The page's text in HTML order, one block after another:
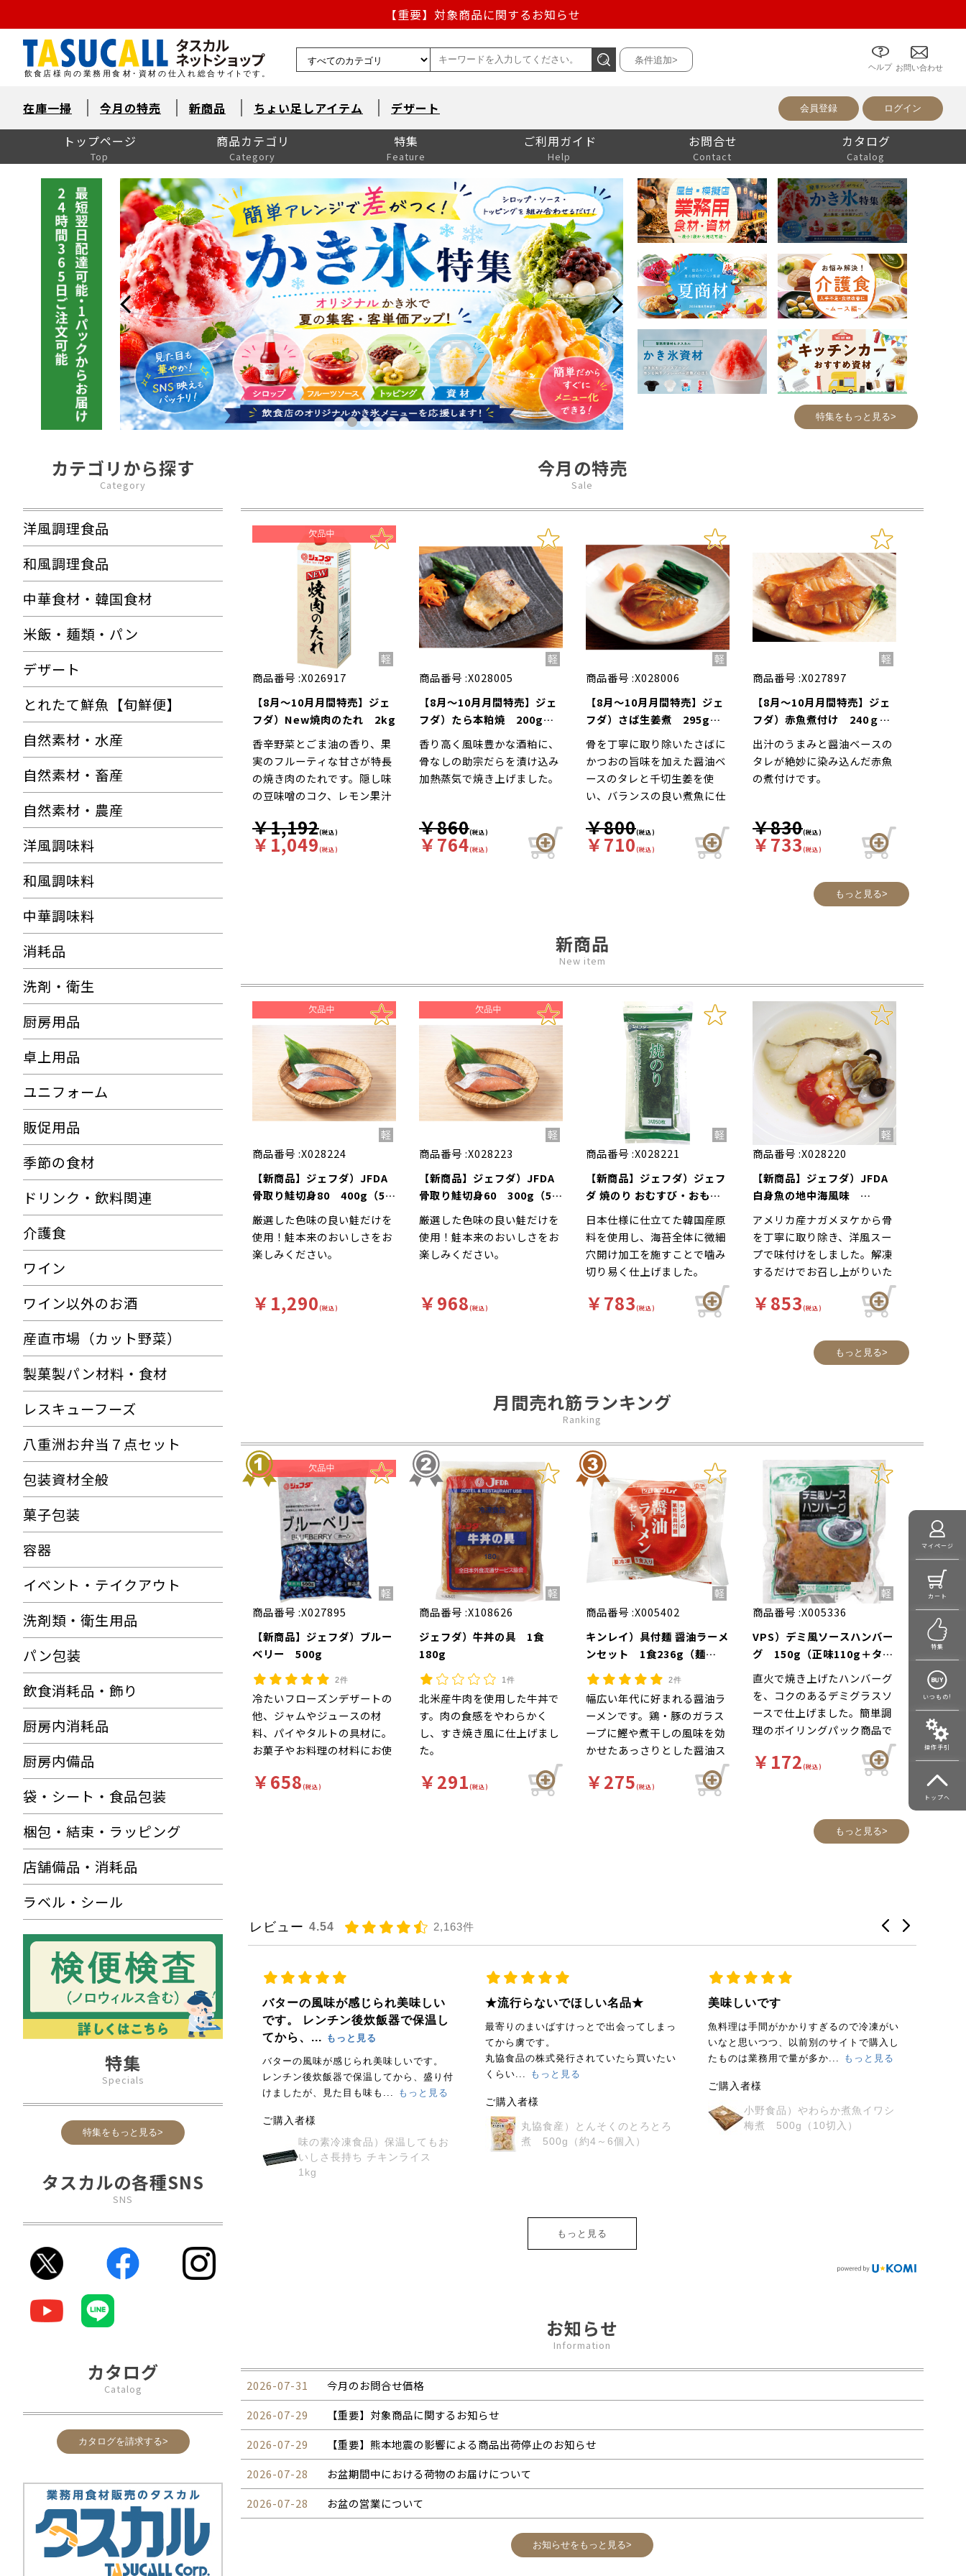
【重要】対象商品に関するお知らせ
【重要】熊本地震の影響による商品出荷停止のお知らせ
熊本県熊本地方を震源とする地震の影響によるお荷物のお届け遅延について
お盆の営業について
【重要】対象商品に関するお知らせ
条件追加>
ヘルプ お問い合わせ
在庫一掃 今月の特売 新商品 ちょい足しアイテム デザート 会員登録 ログイン
トップページ
Top
商品カテゴリ
Category
洋風調理食品 肉料理 (90) ハンバーグ (56)
その他 (34)
揚物 (216) コロッケ (50)
エビフライ (37)
とんかつ・メンチカツ
(47)
その他 (9)
魚介フライ (41)
フライドチキン・カツ
(25)
ウインナー (34)
オードブル・スナック
(103)
ピザ (37)
ポテト (45)
煮込み (7)
シチュー (10)
グラタン・ドリア (16)
サラダ (46)
スープ (21)
パスタ・ソース (83) パスタ・マカロニ (46)
パスタソース (37)
カレー (50)
チーズ (42)
オムレツ (24)
生ハム (10)
和風調理食品 揚物 (126) 肉類 (48)
魚介類 (47)
野菜 (22)
その他 (9)
串揚げ (39)
串焼き (25)
肉料理 (81) 牛肉 (9)
豚肉 (22)
鶏・鴨肉 (50)
魚料理 (93)
珍味 (39)
小鉢・惣菜 (177)
練り製品 (69)
卵料理 (18)
こんにゃく (10)
特撰割烹商材 (30)
漬物・佃煮 (103)
中華食材・韓国食材 点心 (95) 餃子 (35)
焼売 (25)
春巻 (12)
肉まん・小籠包 (15)
中華料理 (58)
韓国料理 (22)
エスニック料理 (9)
米飯・麺類・パン 米飯 (161) 炒飯･炊込みご飯 (56)
丼の具 (24)
おにぎり・寿司 (21)
その他 (40)
オムライス (4)
麺類 (81) ラーメン (19)
うどん (34)
そば (12)
焼きそば (16)
パン (59)
デザート 洋風デザート (486) ケーキ (159)
アイス (80)
シュークリーム (11)
プリン (25)
ゼリー (31)
フルーツ (65)
洋菓子・デザート用品
(83)
和風デザート (91)
中華デザート (20)
スナック (30)
とれたて鮮魚【旬鮮便】 白身 (67) 真鯛 (7)
ヘダイ (5)
イシダイ (5)
キンメダイ (1)
メダイ (1)
メイチダイ (4)
コショウダイ (5)
イサキ (3)
ヒラスズキ (6)
アカカマス (2)
クロカマス (1)
アカハタ (2)
オオモンハタ (4)
アカヤガラ (2)
ウスバハギ (2)
オオニべ (2)
オキアジ (1)
カワハギ (1)
クロムツ (3)
シイラ (3)
トモメヒカリ (2)
ホウライヒメジ (1)
メジナ (3)
青魚 (23) ハマチ・ブリ (15)
カンパチ (5)
トビウオ (2)
スギ (1)
赤身 (27) カツオ (12)
ヤイトカツオ（スマ）
(2)
ソマ（ヒラソウダ） (2)
ビンチョウマグロ (6)
キメジ (5)
光物 (14) アジ (4)
キンムロアジ (2)
豆アジ (1)
ゴマサバ (4)
タチウオ (2)
キビナゴ (1)
エビ・カニ・イカ類 (13)
オニエビ（ミノエビ）
(1)
ガスエビ（ヒゲナガエ
ビ） (1)
クモエビ (2)
ドウマンガニ（ノコギリ
ガザミ） (1)
スルメイカ (3)
アオリイカ (3)
アカイカ (2)
貝類 (3)
チャンバラ貝（マガキ
貝） (1)
トコブシ (1)
変わり種 (2) マンボウ (2)
尾鷲地魚 (12) 定番地魚 (4)
変わり種地魚 (4)
お値打ち地魚 (4)
自然素材・水産 エビ (71)
カニ (14)
イカ (26)
タコ (5)
ミックス (5)
貝類 (35)
魚卵 (8)
マグロ (15)
サーモン (15)
ふぐ
水産加工品 (195) 刺身・寿司ネタ (32)
切身・その他 (163)
自然素材・畜産 鶏肉 (44)
鴨肉・家鴨 (8)
豚 (50)
牛 (32)
馬 (1)
ミックス (1)
鶏卵・うずら卵 (10)
自然素材・農産 冷凍野菜 (181) 大根おろし (2)
ナス (9)
とろろ・長芋 (9)
おくら (11)
芋・ポテト (25)
その他 (119)
水煮・缶詰 (103) フルーツ (57)
あずき・あん (8)
マッシュルーム (5)
ぎんなん (2)
山菜 (9)
野菜 (14)
椎茸・きのこ (23)
ミックス (18)
豆・ナッツ (26)
コーン (13)
たけのこ (14)
蓮根 (6)
洋風調味料 油類 (42) オリーブオイル (16)
その他油 (26)
ソース (110) トマトソース (24)
ウスターソース (10)
とんかつソース (9)
タルタルソース (8)
ピザソース (5)
サルサソース (3)
デミグラスソース (7)
ホワイトソース (4)
その他ソース (40)
コンソメ・ブイヨン (9)
ドレッシング (64)
香辛料 (95) 胡椒 (12)
タバスコ・ホット (5)
マスタード (14)
にんにく (10)
スパイス (27)
瓶詰・缶詰 (12) オリーブ (3)
ピクルス (5)
バター・マーガリン (28)
製菓 (28)
マヨネーズ (17)
ケチャップ (14)
ビネガー (5)
パン粉 (10)
ジャム・はちみつ (30)
和風調味料 醤油・料理酒 (40)
酢・みりん (37)
砂糖・塩 (39)
香辛料 (47)
だしの素 (40)
昆布・椎茸・にぼし (23)
つゆ (20)
みそ (37)
たれ・ソース (72)
粉 (42)
乾物 (86)
碗だね (17)
お茶漬け・汁 (19)
ご飯の素・ふりかけ (22)
その他 (17)
中華調味料 スープ (23)
醤 (17)
たれ・ソース (36)
ラーメンスープ (29)
油 (17)
その他 (37)
韓国調味料 (16)
エスニック調味料 (18)
消耗品 箸 (26)
箸袋 (20)
楊枝・串 (27)
ストロー (14)
おしぼり・ナフキン (30)
コースター・天紙・シー
ト (25)
料理装飾・生笹 (23)
テーブルマット (12)
ラップ・ホイル (20)
ナイロンポリ・クッキン
グペーパー (52)
お弁当・テイクアウト容
器 (1071)
掛け紙 (6)
仕出し容器 (83)
寿司容器 (24)
どんぶり容器・赤飯箱・
中華折 (49)
クリーンカップ (32)
イベント用品・紙コップ
(79)
フードパック・テイクア
ウト用品 (64)
タレビン (17)
バラン・ホイルケース
(72)
スプーン・フォーク (24)
ポリ袋・レジ袋・ゴミ袋
(122)
清掃用品 (60)
洗剤・衛生 洗剤・消臭剤 (69)
アメニティー (19)
厨房用品 厨房小物 (4)
包丁
寸胴鍋・フライパン (3)
玉子焼・中華鍋 (2)
料理鍋・雪平鍋・圧力
鍋・蒸し器 (3)
ケットル・親子鍋・焼ア
ミ
バット・ボール・ザル
(24)
裏漉・ストレーナー・三
角コーナー (11)
うどん揚げ・そば揚げ・
お玉・レードル (20)
すり鉢・めん棒・すだれ
(5)
ターナー・ヘラ・しゃも
じ・ハケ (9)
お好み焼・油引き・キッ
チンポット (7)
保存容器・ヤクミ入れ・
ディスペンサー (45)
トング・サーバー・箸
(16)
目玉焼きリング・製氷
機・抜き型 (3)
卸し金・皮むき (3)
茶漉・肉たたき・缶切り
(3)
製菓機器・タイマー (4)
ハカリ・温度計・調理機
(6)
その他 (12)
卓上用品 卓上小物 (25)
メニュー用品 (1)
文具・伝票・サインボー
ド (22)
鍋物用品・食器 (23)
エコ箸 (1)
ユニフォーム 白衣・コックコート (27)
シューズ (47)
エプロン (23)
販促用品 のぼり (38)
のれん
ちょうちん
その他 (11)
ボード・看板用品 (3)
季節の食材 春商材 (51)
夏商材 (70) 調理食品 (10)
食材 (3)
麺スープ・麺類 (4)
デザート (19)
その他 (22)
かき氷シロップ (12)
秋商材 (54)
冬商材 (40) 鍋セット
おでん (5)
鍋つゆ (4)
具材 (7)
お正月商材 (27)
ドリンク・飲料関連 ジュース (64)
お茶・紅茶 (37)
コーヒー・関連商品 (43)
介護食 常食 (124) 素材 (69)
おかず (55)
やわらか食 (71) 素材 (6)
おかず (57)
主食 (3)
デザート (5)
ムース食 (118) 素材 (19)
おかず (89)
主食 (3)
デザート (6)
とろみ調整剤 (5)
低カロリー食品 (1) 甘味料 (1)
デザート・お菓子 (36) デザート (20)
お菓子 (16)
栄養強化食品 (15) ゼリー (12)
飲料 (3)
カルシウム強化食品 (7) デザート・お菓子 (2)
おかず (5)
鉄分強化食品 (2) おかず (2)
食物繊維 (4) 粉末 (1)
ゼリー・飲料 (3)
オリゴ糖分 (4) 液体 (4)
水分補給 (1) 飲料 (1)
アレルギー対応品 (38)
ワイン 赤 (320) フランス (165)
イタリア (53)
スペイン (29)
ドイツ (5)
チリ (22)
アルゼンチン (2)
アメリカ (24)
南アフリカ (4)
オーストラリア (5)
ニュージーランド
日本 (6)
その他の国 (4)
白 (253) フランス (130)
イタリア (36)
スペイン (24)
ドイツ (12)
チリ (13)
アルゼンチン (2)
アメリカ (11)
南アフリカ (4)
オーストラリア (5)
ニュージーランド
日本 (7)
その他の国 (8)
ロゼ (14) フランス (11)
イタリア (2)
スペイン
アメリカ (1)
泡 (61) フランス (35)
イタリア (13)
スペイン (7)
チリ (3)
アルゼンチン (1)
南アフリカ (1)
オーストラリア (1)
ワイン以外のお酒
食前酒・食後酒・クッキ
ングワイン (6)
産直市場（カット野菜） カットねぎ専門 (3)
カットねぎ以外 (6)
製菓製パン材料・食材 粉類 (30)
砂糖・糖類 (25)
乳製品・油脂・卵加工品
(94)
膨張剤・凝固剤・添加剤
(24)
フルーツ加工品 (50)
ナッツ・シード・ごま
(17)
栗・かぼちゃ・サツマイ
モ (10)
和菓子材料 (12)
チョコレート・ココア・
コーヒー (30)
デコレーション材料 (9)
お手軽材料 (9)
アイスクリーム類 (14)
パン用フィリング・具材
(19)
調味料・香辛料 (14)
リキュール・酒類 (3)
レスキューフーズ
八重洲お弁当７点セット
包装資材全般
菓子包装 ガスバリア袋 (266) 菓子袋 (247)
ラッピング用フィルム
(13)
耐油袋 (3)
手提袋 (3)
ラッピングシール (160) ラベル (128)
ラッピングシール (19)
ピック (13)
菓子ケース・その他 (19) ギフトＢＯＸ
ギフトＢＯＸ (16)
菓子ケース (3)
小物入れ
缶 (25) マスコット
缶 (25)
ガラス瓶 (30) ガラス瓶 (30)
ベーキングカップ (64) ベーキングトレー (14)
ベーキングカップ (25)
アルミケース (6)
紙ケース (19)
デザートカップ (130) デザートカップ (109)
デザートカップ（耐熱）
(21)
洋菓子ケース／トレー
(191)
ケーキトレー (191)
ケーキフィルム・シート
(50)
アルミケース
紙ケース (11)
フィルムケース
ケーキフィルム (18)
ＯＰシート (20)
セロハンシート (1)
グラシン紙
食品用シート
ケーキＢＯＸ (110) ケーキＢＯＸ (108)
緩衝材 (2)
ラップフィルム
ケーキトレー
手提袋 (24) レジ袋 (10)
底ガゼット袋 (4)
手提袋 (10)
キャンドル (25) キャンドル (25)
その他の菓子袋 (5) 菓子袋 (5)
ラッピング袋 汎用規格袋
レースペーパー・敷紙 紙ケース
容器 寿司・水産 寿司・刺身容器
折箱 (101) プラ折箱 (101)
寿司桶 (31) 寿司桶 (25)
寿司桶（HI） (3)
寿司桶（HIPS） (3)
オードブル容器 (47) オードブル容器 (47)
仕出し容器 (168) 仕出し容器 (149)
薬味皿 (3)
惣菜カップ (13)
丸皿 (3)
段ボール箱
弁当容器 (344) 弁当容器 (341)
竹皮貼容器 (3)
カレー・洋食容器 (47) カレー容器 (20)
カレー・洋食容器 (27)
麺・丼・重箱容器 (76) 麺・丼容器 (56)
重箱容器 (20)
惣菜容器 (70) お好み焼き容器 (5)
サラダ・パスタ容器 (4)
惣菜容器・鍋 (57)
茶碗蒸し容器 (4)
ベーキングカップ (28) ベーキングカップ (28)
ホイルコンテナ (22) ホイルコンテナ (22)
おにぎり袋／ケース (10) おにぎり袋 (5)
手巻寿司袋 (1)
おにぎりケース (4)
フードパック (94)
フードパック（嵌合）
(39)
フードパック (55)
蓋付プラカップ (66) 嵌合カップ (66)
菓子容器 (23) 洋菓子容器 (11)
和菓子容器 (10)
和菓子トレー (2)
樽ケース 樽ケース
瓶類（食品外） 薬品・化粧品容器
瓶類（食品） (4) ペットボトル
ドレッシング容器 (4)
ガラス瓶
封かんシール
キャップシール
シュリンクフィルム
調味料入れ (38) 調味料カップ (8)
タレビン（調味料入）
(7)
タレビン (23)
汎用容器 汎用トレー
青果容器 青果容器
加工品容器 加工品容器
生花容器 生花容器
精肉 精肉容器
イベント・テイクアウト プラ丼 (17) プラ丼 (17)
トレー・舟皿 (25) 蓋付トレー (4)
折蓋付トレー (6)
トレー (1)
舟皿 (8)
発泡トレー
紙トレー (6)
紙皿／アルミ皿 (24) ボウル (8)
皿 (15)
アルミ皿 (1)
パルプモールド容器 (40) 紙皿 (37)
フードパック
試食皿・試飲用コップ
(4)
試飲用コップ (4)
紙コップ・プラコップ
(129)
紙コップ (84)
カップスリーブ (3)
カップホルダー (5)
マドラー (2)
インサートカップ (1)
プラコップ (26)
プラスチックリッド (2)
紙製リッド (6)
使い捨てカトラリー
(118)
マドラー (3)
紙製マドラー
スプーン (54)
フォーク (23)
ナイフ (7)
フォークスプーン (7)
レンゲ (6)
ピック (9)
紙製スプーン (3)
紙製フォーク
紙製ピック (1)
トング (1)
カップ (59) かき氷用カップ (8)
スープカップ・マルチカ
ップ (51)
ストロー (52)
ストロー（ストレート）
(21)
ストロー（フレックス）
(27)
ストロー（スプーン付）
(3)
ストロー（スパイラル）
(1)
スナック包材・イベント
資材 (114)
バーガー袋
ドッグスリーブ (10)
フランクフルトスリーブ
耐油袋 (49)
惣菜袋 (5)
スナックカートン (5)
ポップコーン袋 (1)
ポップコーンカップ (1)
チュロス袋 (7)
クレープスリーブ (13)
お好み焼きシート (1)
たこ焼き箱 (2)
焼芋袋 (3)
たいやき袋 (1)
平袋 (4)
角底袋 (5)
おもちゃセット
花火 (1)
三角袋 (6)
テイクアウトＢＯＸ
(104)
テイクアウトＢＯＸ
(104)
保冷バッグ･保冷／保温
剤 (21)
保冷バッグ (4)
保冷剤 (16)
保温剤 (1)
ドリンク関連小物 (1) カップスリーブ
カップホルダー (1)
マドラー
インサートカップ
プラコップ
プラスチックリッド
ドリンクパック
プラコップ・ドリンクパ
ック (4)
ドリンクパック (4)
洗剤類・衛生用品 スポンジ (57) スポンジ (57)
スポンジクロス
タワシ・ブラシ (44) タワシ (36)
ブラシ (8)
カウンタークロス・ふき
ん (31)
カウンタークロス (21)
ふきん (6)
マイクロファイバーふき
ん (4)
おしぼり・タオル (13) おしぼり (2)
タオル (11)
手洗い・消毒 (33) ハンドソープ (16)
ディスペンサー (4)
手指消毒剤 (7)
ハンドクリーム (3)
爪ブラシ (3)
手指衛生製品
アルコール製剤 (40)
除菌用アルコール製剤
(31)
くもり止め (1)
ディスペンサー (7)
コック (1)
洗浄除菌剤・感染対策用
品 (10)
ハラール対応衛生管理製
剤
中性洗剤
除菌コート剤
ディスペンサー (2)
厨房用洗浄除菌剤 (3)
汚物処理キット (2)
汚物処理剤
除菌クロス (3)
空間除菌剤
厨房用漂白剤 (16) 厨房用漂白剤 (9)
厨房用漂白剤（食添タイ
プ） (7)
樹脂箸用漂白剤
食器洗浄機用洗剤 食器洗浄機用洗浄剤
前浸漬槽用洗浄剤
食器用洗剤
食器用洗剤 食器用洗剤
クレンザー (30) 食器用洗剤 (18)
ディスペンサー (10)
クレンザー (2)
厨房設備用洗剤 (28) 油汚れ用洗剤 (19)
ディスペンサー (3)
スチームオーブン用洗剤
(3)
フライヤー用洗剤 (2)
スケール洗浄剤 (1)
廃油凝固剤 (3) 廃油凝固剤 (3)
廃油処理剤
食用油酸化防止材
パイプクリーナー (3) パイプ洗浄剤 (3)
排水口洗浄剤
衣類用洗剤 (12) 衣類用洗剤 (8)
衣類用柔軟剤 (1)
衣類用漂白剤 (2)
ディスペンサー (1)
住居用洗剤 (4) 室内拭用洗剤 (1)
マルチクリーナー
多目的高機能洗剤 (2)
粘着剤クリーナー (1)
ガラスクリーナー (3) ガラスクリーナー (3)
浴室用洗剤 (4) 浴室用洗剤 (4)
カビ取用洗浄剤
トイレ用洗剤 (10) トイレ用洗剤 (6)
ディスペンサー (3)
トイレ用洗浄剤
トイレ用尿石除去防止剤
(1)
トイレ用除菌剤
掃除用品 (31) 掃除用シート (7)
粘着ローラー (2)
粘着ロール紙 (1)
メラミンスポンジ (1)
雑巾 (2)
ワイピングクロス (5)
ウェス (6)
油吸着シート (2)
グリーストラップ用清掃
用具
デッキブラシ
ドライワイパー
モップ替糸
モップ絞り
トイレブラシ・ラバーカ
ップ
チリトリ
消臭スプレー (1)
水切りネット (4)
消臭剤・脱臭剤 (27) 消臭剤 (18)
消臭スプレー (6)
ディスペンサー (1)
冷蔵庫用脱臭剤 (2)
捕虫器・殺虫剤 (5) 捕虫器 (2)
捕鼠器 (1)
殺虫剤 (2)
作業用手袋 (110) シリコーン手袋 (1)
ニトリル手袋（使い捨
て） (43)
二トリル手袋 (11)
天然ゴム手袋 (4)
プラ手袋 (14)
ラテックス手袋 (7)
ポリ手袋 (23)
インナー手袋 (2)
アームカバー (5)
作業用手袋
絆創膏 (2) 絆創膏 (1)
青色絆創膏 (1)
作業用マスク
クリーンキャップ (10) クリーンキャップ (10)
白衣・サージカルガウン
他 (18)
白衣 (6)
サージカルガウン (11)
見学者セット (1)
指サック
ゴーグル
作業用エプロン (17) 塩ビエプロン (13)
ポリエプロン (4)
作業用エプロン
作業用シューズ (48) シューズ (36)
コックシューズ
長靴 (11)
サンダル・スリッパ (1)
シューズカバー
靴中敷き
クリーンフィルター (3) クリーンマット
エアコンフィルター (2)
レンジフード／レンジガ
ード
ペーパータオル・アメニ
ティ用品 (50)
ペーパータオル (21)
ディスペンサー (4)
トイレットペーパー (8)
シャンプー類 (4)
アプリケーター
ヘアブラシ (1)
ハブラシ (1)
カミソリ
マウスウォッシュ (1)
シャワーキャップ
アメニティセット (1)
靴磨きシート (3)
サニタリーバッグ・サニ
タリーボックス
ランドリーバッグ (1)
ティッシュペーパー (3)
トイレマット
便座シート (2)
油取り紙・フェイスパッ
ク
介護用品 (1) 介護用タオル
ベッドシーツ
介護用トイレ袋 (1)
介護用おむつ
防災用品 防災トイレ
計測・検査器具 (2) 電子体温計 (1)
残留塩素チェッカー
遊離残留塩素用試薬 (1)
アルコール検知器用スト
ロー
作業用マスク (7) 作業用マスク (7)
ベビー・マタニティ
パン包装 食パン袋 (26) 食パン袋 (26)
菓子パン袋 (62) 菓子パン袋 (62)
フランスパン袋 (43) フランスパン袋 (41)
フランスパン袋（保存
袋） (2)
サンドウィッチケース・
ピザケース (35)
サンドウィッチケース・
ピザケース (35)
サンドウィッチ袋 (70) サンドウィッチ袋 (69)
台紙 (1)
ドッグスリーブ・クレー
プスリーブ (10)
ドッグスリーブ (9)
惣菜パンケース (1)
バーガー袋 (11) バーガー袋 (11)
フィルム・シート (24) ラップフィルム (2)
食品用シート (10)
食品包装紙 (4)
グラシン紙 (3)
シート (4)
パン箱袋 (1)
耐油袋 (32) 耐油袋 (32)
チュロス袋
平袋（紙袋） (27) 平袋 (27)
亀甲袋 (14) 亀甲袋 (14)
手提袋 (9) 手提袋 (9)
包装紙
紙トレー・結束材 (3) 紙トレー (3)
紙トレー
ラベル (19) スライスシール
ラベル (19)
ピック (33) ピック (33)
ハロウィンシリーズ (10) ピック (4)
菓子パン袋 (1)
フランスパン袋 (1)
耐油袋 (2)
ベーキングカップ
バーガー袋 (1)
チュロス袋 (1)
ラッピングシール
クリスマスシリーズ (11) ピック (5)
菓子パン袋 (3)
フランスパン袋 (2)
バーガー袋
耐油袋 (1)
ベーキングカップ
ラッピングシール
飲食消耗品・飾り バラン (15) バラン (15)
造花・飾り (31) 造花 (6)
飾り容器 (1)
装飾フィルム (16)
チャップ花 (8)
生葉 (3) 乾燥朴葉 (1)
笹葉 (2)
装飾用シート (16) 食品用シート (8)
シート（和風） (8)
無地シート (15) 食品用シート (3)
抗菌シート (12)
演出小物 (15) 演出小物 (15)
紙ケース (67) 紙ケース (67)
フィルムケース (168) フィルムケース (168)
盛付用小型カップ (55) 盛付用小型カップ (55)
アルミケース (60) アルミケース (60)
竹串・木串 (35) 竹串 (33)
木串 (2)
妻楊枝 (14) 妻楊枝 (13)
串フォーク (1)
割箸 (40) 割箸 (40)
箸袋 (34) 箸袋 (29)
箸帯 (3)
スプーン袋 (2)
掛紙・房紐 (9) 掛紙 (7)
房紐 (2)
レースペーパー (9) レースペーパー (9)
敷紙・懐紙 (70) 天ぷら敷紙 (64)
敷紙 (3)
懐紙 (3)
紙おしぼり (31) 紙おしぼり (19)
不織布おしぼり (12)
紙ナプキン (16) 紙ナプキン (16)
紙コースター (8) 紙コースター (8)
ステーキカバー・紙エプ
ロン (15)
ステーキカバー (3)
不織布エプロン (4)
紙エプロン (8)
テーブルマット (370) テーブルマット (370)
スプーン袋 スプーン袋
厨房内消耗品 アルミホイル (13) アルミホイル (13)
ラップ (13) ラップ (6)
ラップ（エコタイプ）
(5)
フードキャップ (2)
業務用太巻ラップ (1) 業務用太巻ラップ
ラップ包装機 (1)
食品保存バッグ (10) フリーザーバッグ (8)
ストックバッグ (2)
クッキングシート (45) クッキングシート (44)
結束材 (1)
食品離型剤 (5) 食品離型剤 (5)
保鮮／脱水シート (14) 脱水シート (2)
調湿吸水シート (2)
保鮮シート (10)
クッキングペーパー／食
材紙 (18)
ミートペーパー (2)
ドリップペーパー (2)
クッキングペーパー (14)
キッチンペーパー
お茶／だしパック (4) お茶／だしパック (2)
漉し袋 (2)
水切りネット (4) 水切りネット (4)
ダスターネット
グリーストラップ用ネッ
ト
食材管理シート (22) 食材管理シート (22)
厨房内備品 鍋・フライパン (10) 行平（雪平）鍋 (4)
落とし蓋
フライパン (4)
ステーキパン
パエリア鍋
玉子焼パン
中華鍋 (2)
天ぷらアミ
バット・保存容器 (74) バット (7)
バットアミ (7)
水切バット
システムバット (1)
ホーロー容器
キッチンポット
フリージングボール (2)
薬味入れ (2)
密閉容器 (54)
フードパン
漬物容器
ピッチャー (1)
調味料入れ (22) タレ入れ
調味料入れ (4)
ディスペンサー (12)
ドレッシング容器 (5)
蜜かけ器 (1)
ボール・ザル (16) ザル (11)
カゴ (4)
野菜水切り (1)
振りザル (4) 水切り器
振りザル (4)
漉し器・漉し袋 (2) スープ取りザル
漉し袋 (2)
ロート・粉つぎ (2) ロート (2)
レードル類 (29) レードル (19)
フライ返し (4)
バタービーター
中華お玉／ヘラ (6)
ギョーザ返し
カス揚げ・油漉し (9) フライヤー
カス揚げ (6)
油漉し (2)
カス入れ
オイルポット (1)
調理小物 (116) 菜箸 (3)
盛箸・揚箸 (2)
しゃもじ (6)
巻きす (5)
油引き (12)
油壺 (1)
キッチンハサミ (2)
缶切 (1)
皮むき器 (2)
スライサー (3)
おろし器 (2)
肉たたき・スジ切り (1)
調理糸 (5)
絞り器 (1)
くり抜き器
ポテトマッシャー
チーズカッター
玉子切り器 (2)
魚おろし器
ウロコ取り (1)
骨抜き (1)
オイスターナイフ
焼串・焼アミ (2)
すりこぎ棒 (1)
ごますり器 (1)
殻割り器
調理用ハケ (3)
調理用ヘラ (5)
めん棒 (1)
泡立器 (3)
ミキサー
裏漉し器 (3)
粉ふるい
粉スコップ
スケッパー (2)
パイブレンダー
細工用ローラー
絞り袋 (7)
絞り袋口金 (1)
粉糖振り (1)
クレープ用トンボ (2)
ディッシャー (5)
コーンスタンド (1)
おにぎり型 (1)
ライス型
目玉焼リング (3)
玉子ドーフ器
パン焼型 (2)
ケーキリング
計量スプーン (1)
計量カップ (4)
スプレー容器 (2)
調理用秤 (1)
温湿度計
温度計 (3)
タイマー (1)
製氷器 (2)
氷スコップ (1)
キャベツスライサー
製麺機用カッター
回転台・ケーキクーラー
(3)
ベーキングマット (3)
タルトストーン
ショートニングモニター
(1)
厨房雑貨 (33) 袋密封用ジッパー (3)
炊飯ネット (4)
残留ガス抜き
掃除用ヘラ (1)
中華鍋用ブラシ (1)
オーブンミット (4)
ヤットコ鋏 (2)
火バサミ (1)
ライター (4)
トーチバーナー (2)
ガスボンベ (2)
スモーカー
スモークチップ (6)
ぺーパータオルホルダー
三角コーナー
水切りマット
水切りカゴ
食器洗浄機用ラック
バケツ (1)
オーダークリッパー
炊飯紙／袋
つみれ用竹筒
カトラリー (10) フォーク
スプーン
バタースプレーター
レンゲ (1)
ラーメンお玉
カニスプーン (1)
殻割り器
箸置き (2)
お子様用食器 (2) フォーク・スプーン (2)
飯椀／汁椀／小皿
ランチ皿
トング (8) トング (7)
スパゲティトング
天ぷらトング (1)
サラダトング
ケーキトング
サーバー
鉄板焼調理小物 (7) お好み焼きカップ (7)
お好み焼き用カバー
薬味入れ
ソースポット
鉄板用ちり取り
卓上鍋・鍋小物 (30) あく取り
ガラ入れ
陶板用調理シート (2)
紙鍋 (7)
紙鍋ホルダー (1)
箔鍋 (3)
卓上コンロ (2)
カセットコンロ (1)
カセットボンベ (2)
液体燃料 (1)
固形燃料 (11)
紙鍋専用蓋
盛付飾り・器 (4) 盛付用すだれ
飾り容器 (2)
とんかつアミ
ざるそば用すだれ (2)
喫茶関連小物 (15) コーヒーサーバー (3)
コーヒーデカンタ
コーヒーポット
コーヒードリッパー (4)
コーヒーフィルター (5)
メジャースプーン
トング (2)
シュガーポット
ミルクピッチャー (1)
アルコール関連小物 (16) ワインクーラー
ワインラック
コルク抜き (1)
コルク替栓
ワイン保存用品
コントロールキャップ
メジャーカップ (3)
シェーカー (2)
バースプーン (2)
ミキシングストレーナー
レモン絞り (2)
グレープフルーツ絞り
アイスピック (2)
マドラー (1)
ピックセット
マドラースタンド
アイスペール
アイスペール用受皿
アイストング
ウォーターホン
ボトルネーム
グラスウォッシャー
グラスクロス
酒タンポ (3)
温度メーター
配膳用小物 (6) おしぼり入れ
バスケットトレイ
コースター
トレイ (3)
トレイラック
ピッチャー (2)
卓上ポット
茶漉 (1)
袋・シート・食品包装 汎用規格袋 (219) オリジナル規格袋 (5)
規格袋 (83)
規格袋（紐付） (34)
規格袋（ロール） (2)
規格PP袋 (8)
サイドシール袋 (20)
サイドシール袋（テープ
付） (13)
チャック付規格袋 (54)
ソフトクリーム・アイス
クリーム用袋
手提袋・ポリ風呂敷 (68) レジ袋 (24)
手提袋・スカンジーバッ
グ (33)
ポリ風呂敷 (11)
ゴミ袋・傘袋 (51) ゴミ袋 (49)
傘袋 (2)
経木／竹皮文庫・薄板
(42)
人造竹皮文庫 (17)
人造竹皮
ロー引薄板 (4)
フリーパック (2)
手板 (2)
ポリシート (2)
経木文庫 (9)
経木薄板 (2)
ひのき紐 (1)
竹皮 (3)
生鮮品包装 (174) フルーツキャップ (1)
青果袋 (152)
ＯＰＰシート (1)
チャック付米袋
鮮魚用袋（新巻鮭用）
(5)
パートコート袋 (7)
ＣＰＰシート (8)
チューブロール
高機能ラミネート袋
(285)
ラミネート袋 (229)
チャック付ラミネート袋
(56)
乾燥剤・脱酸素剤 (16) 乾燥剤 (4)
脱酸素剤 (12)
アルコール揮散剤
包装関連機器 (8)
ハンドラベラー用ラベル
(6)
ハンドラベラー用インク
(1)
シーラー
ラップ包装機
卓上シーラー
脱気シーラー
プリンター
テフロンテープ (1)
フルーツ容器・盛ザル
(47)
嵌合パック (1)
フルーツケース (14)
ザル (10)
嵌合カップ
プラ篭 (11)
棒ネット (3)
ステープル (1)
フルーツキャップ (4)
青果用敷紙 (1)
スイカネット
PP袋 (2)
梱包・結束・ラッピング テープ (48) クラフトテープ (2)
布テープ (3)
ＰＰテープ (10)
テープディスペンサー
(5)
セロハンテープ (6)
ストアテープ (2)
手提ハンドルテープ
野菜結束テープ (2)
バッグシールテープ (8)
ビニールテープ (7)
両面テープ (3)
メンディングテープ
ＰＥテープ
イージーオープンテープ
結束紐 (39) ＰＥ紐 (6)
ＰＰ紐 (21)
紙紐 (2)
ＰＰバンド (9)
ＰＰバックル (1)
結束材 (12) 結束材 (12)
不織布風呂敷・シート
(22)
不織布風呂敷・シート
(22)
のし紙 (19) のし紙 (19)
ギフト用掛紙
包装紙 (45) 包装紙 (45)
角底袋 (13) 角底袋 (13)
手提袋 (73) 手提袋 (73)
ラッピングシール／テー
プ (25)
ラッピングシール (25)
タグ
ラッピングテープ (24) マスキングテープ (24)
飾り紐・リボン (3) リボン (3)
セロハンシート (5) セロハンシート (5)
緩衝材 (8) 緩衝材 (8)
気泡緩衝材
店舗備品・消耗品 卓上用品 (25) 卓上調味料入れ (15)
楊枝入れ
カスター
箸入れ (4)
ナプキン立 (1)
メニュースタンド (2)
灰皿 (1)
卓上プレート (2)
テーブルクロス
レジ周り備品 (6) キャッシュトレー
コインカウンター (1)
状差し (1)
レジロール (4)
伝票クリップ
伝票類 (16) 領収書 (3)
会計票 (13)
事務用品 (147) 液状のり (1)
スティックのり (2)
接着剤 (1)
ホッチキス針 (1)
はさみ (1)
カッターナイフ (1)
定規 (1)
２穴パンチ (1)
電卓 (1)
スタンプ台 (2)
朱肉 (1)
ノート (1)
ファイル (20)
クリヤーケース (8)
クリヤーブック (1)
ポケットシール
掲示用ファイル
二重リング
クリップファイル (1)
ファイルボックス (1)
デスクトレー
インデックスラベル (2)
ビニールパッチ
付箋 (2)
クリップ (9)
ゴムバンド (21)
油性ボールペン
水性ボールペン (5)
ボールペン替芯 (2)
修正テープ (2)
水性マーカー (9)
油性マーカー (14)
補充インク (1)
ホワイトボード (1)
ホワイトボードイレーザ
ー (1)
ホワイトボードマーカー
(8)
マグネットシート (6)
紙めくり (1)
スベリ止め (1)
ワッポン (1)
フック (2)
ラミネートフィルム (5)
インクジェット用紙 (1)
インクカートリッジ (5)
給料袋 (1)
宅配袋 (2)
ボードマーカーイレーザ
ー
バックヤード備品 (2) 軍手 (1)
注油ポンプ (1)
ジャンプ傘
手開き傘
ブルーシート
コンテナボックス
パレット
ロッカー
ユニフォーム (80) Ｔシャツ (12)
エプロン (22)
パンツ (4)
四角巾 (1)
調理帽 (12)
作業服 (28)
三角巾 (1)
レインウェア
作業用帽子・ネクタイ
ブラックボード (22) マジカルボード
ブラックボード
ボードマーカー (16)
チョーク (1)
デコレーションシール
(4)
イーゼル
ウエイト
マジカルクリーナー (1)
POP
サインプレート (12) サインプレート (12)
のぼり (239) ラーメン・中華 (22)
うどん・そば (17)
焼肉 (5)
居酒屋・焼き鳥・鍋・お
でん (19)
お食事処・定食・丼 (17)
すし・和食・うなぎ (11)
洋食・喫茶 (8)
お弁当・惣菜・パン
(11)
各種案内（営業中・ラン
チ・宴会etc） (70)
ファーストフード・お祭
り (21)
果物 (5)
野菜・花 (11)
のぼり (4)
巻き上がりガード (1)
ポール台 (3)
洋菓子・和菓子 (7)
季節・行事 (7)
吊り下げ旗 (1) 吊り下げ旗 (1)
吊り下げ旗（フルカラ
ー）
のれん
提灯 提灯用ソケット
ラベル・シール 催事 (124) ラベル（催事） (124)
精肉 (229) ラベル（精肉） (229)
青果 (79) ラベル（青果） (79)
鮮魚 (578) ラベル（鮮魚） (578)
惣菜 (235) ラベル（惣菜） (235)
販促 (457) ラベル（販促） (457)
特集
Feature
屋台・模擬店向け業務用
食材・資材～最小1袋か
ら発送可能～
かき氷特集
夏商材～仕込みいらず夏
の即戦力グルメ集結～
介護食【ムース食】｜人
手不足や食欲改善、食材
ロス対策におすすめムー
ス食
【業務用】かき氷カッ
プ・容器・資材の選び方
キッチンカー向けおすす
め資材
新規会員登録ですぐに使
える500PTクーポンプレ
ゼント｜業務用食品・食
材・資材はタスカルネッ
トショップ
マーガリン＆チーズ～対
象商品が8月31日までの
特別価格～
雪見だいふくアレンジレ
シピ特集
新価格へ値下げ
PRICEDOWN
販売終了 ありがとうセ
ール
スタッフおすすめ特集
介護施設向け ジャンル
別 人気食品TOP30
【平日限定】規制中資材
を限定販売
骨なし魚特集～冷凍のま
ま調理できる～
メーカー直伝！アレンジ
レシピ特集
カタログ請求はこちら
【法人・個人事業主様限
定】
お酒だけじゃない！酒屋
さんで売れている食品＆
消耗品 特集
簡単提供！！新人即戦力
デザート
サンドイッチ容器・具材
の最新ガイド【迷ったら
コレ！】
辛さor食感 あなたはど
っち？ミンチカツ特集
とんかつ相性診断｜料理
にあった“とんかつ”がわ
かる
産学連携プロジェクト｜
学生が本気で考えたアレ
ンジメニュー
送料無料まであと少しと
いう方におすすめ“ちょ
い足しアイテム”
食物アレルギー対応食品
【鮮魚直送通販】三重県
尾鷲市の新鮮な魚介類が
超お買い得！鮮魚なら旬
鮮便こころ
食べ歩きにおすすめ！片
手で食べられる新感覚ス
イーツ
ジェフダ（JFDA）の人
気売れ筋商品TOP40～業
務用冷凍食品・食材～
在庫一掃 売り切り・売
尽しセール！
訳あり商品大特価セール
介護食特集
会員ランク制度｜買えば
買うほどポイント還元率
がアップ！
クーポンはじめました。
食品容器ならタスカル！
8,000点以上の食品資材
追加
プラスチックコップ特集
ワン折重特集
真空袋シリーズ｜選りす
ぐりの真空袋をご紹介し
ます！
とれたて鮮魚
冷凍野菜の人気売れ筋商
品TOP40～時短調理にお
すすめ～
製菓・パン材料特集
推しドレTOP3｜キュー
ピー社員が選ぶ人気ドレ
ッシング
アイスとトッピング＆テ
イクアウト容器特集
業務用消耗品 掘り出し
物市
店舗備品在庫一掃セール
ホテル・旅館用品 在庫
一掃セール
業務用製菓製パン 小物
＆資材 在庫一掃セール
防災グッズ特集
チーズメニュー特集
デザート特集
昭和レトロな喫茶店メニ
ュー特集
ご利用ガイド
Help
配送・送料について
納品書について
ポイントについて
お問合せ
Contact
カタログ
Catalog
特集をもっと見る>
カテゴリから探す
Category
洋風調理食品
和風調理食品
中華食材・韓国食材
米飯・麺類・パン
デザート
とれたて鮮魚【旬鮮便】
自然素材・水産
自然素材・畜産
自然素材・農産
洋風調味料
和風調味料
中華調味料
消耗品
洗剤・衛生
厨房用品
卓上用品
ユニフォーム
販促用品
季節の食材
ドリンク・飲料関連
介護食
ワイン
ワイン以外のお酒
産直市場（カット野菜）
製菓製パン材料・食材
レスキューフーズ
八重洲お弁当７点セット
包装資材全般
菓子包装
容器
イベント・テイクアウト
洗剤類・衛生用品
パン包装
飲食消耗品・飾り
厨房内消耗品
厨房内備品
袋・シート・食品包装
梱包・結束・ラッピング
店舗備品・消耗品
ラベル・シール
特集
Specials
特集をもっと見る>
タスカルの各種SNS
SNS
カタログ
Catalog
カタログを請求する>
今月の特売
Sale
商品番号 :X026917
【8月～10月月間特売】ジェ
フダ）New焼肉のたれ 2kg
香辛野菜とごま油の香り、果
実のフルーティな甘さが特長
の焼き肉のたれです。隠し味
の豆味噌のコク、レモン果汁
た。さらに、いりごまを加え
ることで、タレのりの良さも
￥1,192(税込)
￥1,049(税込)
商品番号 :X028005
【8月～10月月間特売】ジェ
フダ）たら本粕焼 200g（5
切入）
香り高く風味豊かな酒粕に、
骨なしの助宗だらを漬け込み
加熱蒸気で焼き上げました。
￥860(税込)
￥764(税込)
商品番号 :X028006
【8月～10月月間特売】ジェ
フダ）さば生姜煮 295g（5
切入）
骨を丁寧に取り除いたさばに
かつおの旨味を加えた醤油ベ
ースのタレと千切生姜を使
い、バランスの良い煮魚に仕
￥800(税込)
￥710(税込)
商品番号 :X027897
【8月～10月月間特売】ジェ
フダ）赤魚煮付け 240ｇ
（5枚入）
出汁のうまみと醤油ベースの
タレが絶妙に染み込んだ赤魚
の煮付けです。
￥830(税込)
￥733(税込)
もっと見る>
新商品
New item
商品番号 :X028224
【新商品】ジェフダ）JFDA
骨取り鮭切身80 400g（5枚
入）
厳選した色味の良い鮭だけを
使用！鮭本来のおいしさをお
楽しみください。
￥1,290(税込)
商品番号 :X028223
【新商品】ジェフダ）JFDA
骨取り鮭切身60 300g（5枚
入）
厳選した色味の良い鮭だけを
使用！鮭本来のおいしさをお
楽しみください。
￥968(税込)
商品番号 :X028221
【新商品】ジェフダ）ジェフ
ダ 焼のり おむすび・おもち
用 3切50枚入
日本仕様に仕立てた韓国産原
料を使用し、海苔全体に微細
穴開け加工を施すことで噛み
切り易く仕上げました。
￥783(税込)
商品番号 :X028220
【新商品】ジェフダ）JFDA
白身魚の地中海風味
245g（5切入）
アメリカ産ナガメヌケから骨
を丁寧に取り除き、洋風スー
プで味付けをしました。解凍
するだけでお召し上がりいた
￥853(税込)
もっと見る>
月間売れ筋ランキング
Ranking
商品番号 :X027895
【新商品】ジェフダ）ブルー
ベリー 500g
2件
冷たいフローズンデザートの
他、ジャムやジュースの材
料、パイやタルトの具材に。
お菓子やお料理の材料にお使
￥658(税込)
商品番号 :X108626
ジェフダ）牛丼の具 1食
180g
1件
北米産牛肉を使用した牛丼で
す。肉の食感をやわらかく
し、すき焼き風に仕上げまし
た。
￥291(税込)
商品番号 :X005402
キンレイ）具付麺 醤油ラーメ
ンセット 1食236g（麺
180g）
2件
幅広い年代に好まれる醤油ラ
ーメンです。鶏・豚のガラス
ープに鰹や煮干しの風味を効
かせたあっさりとした醤油ス
￥275(税込)
商品番号 :X005336
VPS）デミ風ソースハンバー
グ 150g（正味110g＋タレ
40g）
直火で焼き上げたハンバーグ
を、コクのあるデミグラスソ
ースで仕上げました。簡単調
理のボイリングパック商品で
￥172(税込)
もっと見る>
レビュー 4.54 2,163件
バターの風味が感じられ美味しい
です。 レンチン後炊飯器で保温し
てから、... もっと見る
バターの風味が感じられ美味しいです。
レンチン後炊飯器で保温してから、盛り付
けましたが、見た目も味も...
もっと見る
ご購入者様
味の素冷凍食品）保温してもお
いしさ長持ち チキンライス
1kg
★流行らないでほしい名品★
最寄りのまいばすけっとで出会ってしまっ
てから虜です。
丸協食品の株式発行されていたら買いたい
くらい...
もっと見る
ご購入者様
丸協食産）とんそくのとろとろ
煮 500g（約4～6個入）
美味しいです
魚料理は手間がかかりすぎるので冷凍がい
いなと思いつつ、以前別のサイトで購入し
たものは業務用で量が多か...
もっと見る
ご購入者様
小野食品）やわらか煮魚イワシ
梅煮 500g（10切入）
もっと見る
お知らせ
Information
2026-07-31
今月のお問合せ価格
2026-07-29
【重要】対象商品に関するお知らせ
2026-07-29
【重要】熊本地震の影響による商品出荷停止のお知らせ
2026-07-28
お盆期間中における荷物のお届けについて
2026-07-28
お盆の営業について
お知らせをもっと見る>
マイページ
カート
特集
いつもの!
操作手引
トップへ